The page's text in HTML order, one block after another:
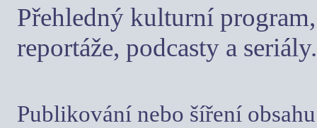
Přehledný kulturní
reportáže, podcasty a seriály.
Publikování nebo šíření